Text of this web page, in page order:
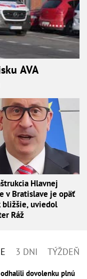
AVA
Hlavnej
v Bratislave je opäť
bližšie, uviedol
Ráž
3 DNI TÝŽDEŇ
odhalili dovolenku plnú